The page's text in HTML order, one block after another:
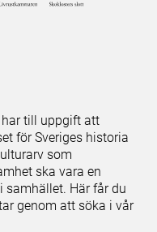
har till uppgift att
för Sveriges historia
som
ska vara en
samhället. Här får du
genom att söka i vår